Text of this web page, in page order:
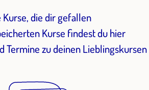
Kurse, die dir gefallen
Kurse findest du hier
Termine zu deinen Lieblingskursen